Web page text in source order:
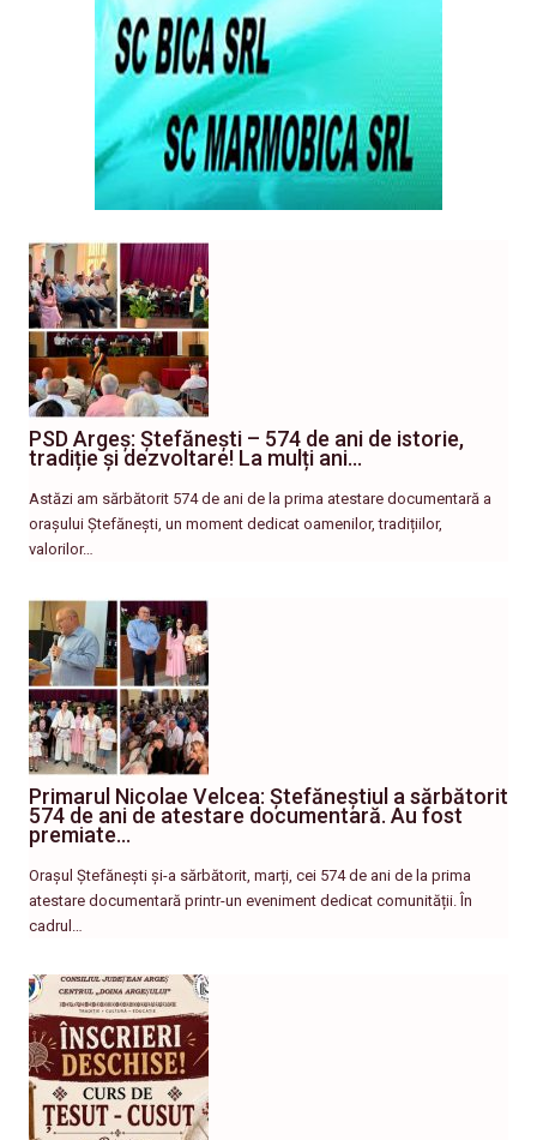
PSD Argeș: Ștefănești – 574 de ani de istorie,
tradiție și dezvoltare! La mulți ani…
Astăzi am sărbătorit 574 de ani de la prima atestare documentară a
orașului Ștefănești, un moment dedicat oamenilor, tradițiilor,
valorilor…
Primarul Nicolae Velcea: Ștefăneștiul a sărbătorit
574 de ani de atestare documentară. Au fost
premiate…
Orașul Ștefănești și-a sărbătorit, marți, cei 574 de ani de la prima
atestare documentară printr-un eveniment dedicat comunității. În
cadrul…